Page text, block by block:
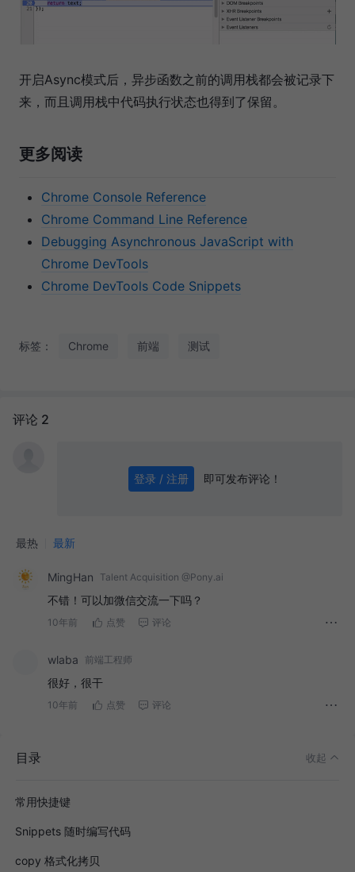
开启Async模式后，异步函数之前的调用栈都会被记录下
来，而且调用栈中代码执行状态也得到了保留。
更多阅读
Chrome Console Reference
Chrome Command Line Reference
Debugging Asynchronous JavaScript with
Chrome DevTools
Chrome DevTools Code Snippets
标签： Chrome 前端 测试
评论 2
登录 / 注册 即可发布评论！
最热 最新
MingHan Talent Acquisition @Pony.ai
不错！可以加微信交流一下吗？
10年前 点赞 评论
wlaba 前端工程师
很好，很干
10年前 点赞 评论
目录 收起
常用快捷键
Snippets 随时编写代码
copy 格式化拷贝